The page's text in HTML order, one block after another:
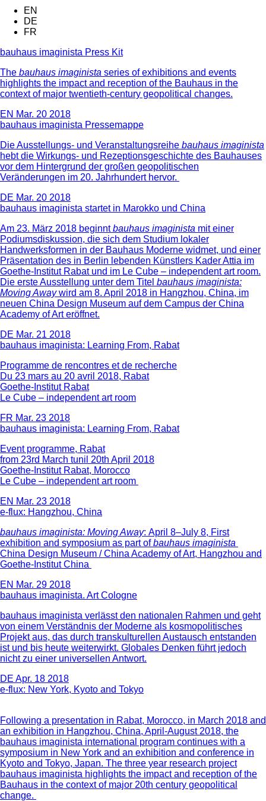
EN
DE
FR
bauhaus imaginista Press Kit
The bauhaus imaginista series of exhibitions and events
highlights the impact and reception of the Bauhaus in the
context of major twentieth-century geopolitical changes.
EN Mar. 20 2018
bauhaus imaginista Pressemappe
Die Ausstellungs- und Veranstaltungsreihe bauhaus imaginista
hebt die Wirkungs- und Rezeptionsgeschichte des Bauhauses
vor dem Hintergrund der großen geopolitischen
Veränderungen im 20. Jahrhundert hervor.
DE Mar. 20 2018
bauhaus imaginista startet in Marokko und China
Am 23. März 2018 beginntbauhaus imaginista mit einer
Podiumsdiskussion, die sich dem Studium lokaler
Handwerksformen in der Bauhaus Moderne widmet, und einer
Präsentation des in Berlin lebenden Künstlers Kader Attia im
Goethe-Institut Rabat und im Le Cube – independent art room.
Die erste Ausstellung unter dem Titel bauhaus imaginista:
Moving Awaywird am 8. April 2018 in Hangzhou, China, im
neuen China Design Museum auf dem Campus der China
Academy of Art eröffnet.
DE Mar. 21 2018
bauhaus imaginista: Learning From, Rabat
Programme de rencontres et de recherche
Du 23 mars au 20 avril 2018, Rabat
Goethe-Institut Rabat
Le Cube – independent art room
FR Mar. 23 2018
bauhaus imaginista: Learning From, Rabat
Event programme, Rabat
from 23rd March tunil 20th April 2018
Goethe-Institut Rabat, Morocco
Le Cube – independent art room
EN Mar. 23 2018
e-flux: Hangzhou, China
bauhaus imaginista: Moving Away: April 8–July 8, First
exhibition and symposium as part ofbauhaus imaginista
China Design Museum / China Academy of Art, Hangzhou and
Goethe-Institut China
EN Mar. 29 2018
bauhaus imaginista. Art Cologne
bauhaus imaginista verlässt den nationalen Rahmen und geht
von einem Verständnis der Moderne als kosmopolitisches
Projekt aus, das durch transkulturellen Austausch entstanden
ist und bis heute weiterwirkt. Globales Denken führt jedoch
nicht zu einer universellen Antwort.
DE Apr. 18 2018
e-flux: New York, Kyoto and Tokyo
Following a presentation in Rabat, Morocco, in March 2018 and
an exhibition in Hangzhou, China, April-August 2018, the
bauhaus imaginista international program continues with a
symposium in New York and an exhibition and conference in
Kyoto and Tokyo, Japan. The three year research project
bauhaus imaginista highlights the impact and reception of the
Bauhaus in the context of major 20th century geopolitical
change.